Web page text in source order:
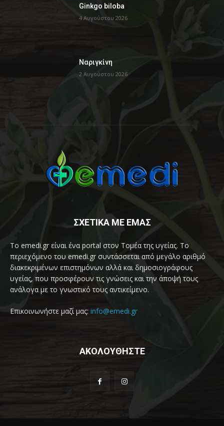
Ginkgo biloba
4 Αυγούστου 2026
Ναριγκίνη
2 Αυγούστου 2026
ΣΧΕΤΙΚΑ ΜΕ ΕΜΑΣ
Το emedi.gr είναι ένα portal στον Τομέα της υγείας. Το
περιεχόμενο του emedi.gr συντάσσεται από μεγάλο αριθμό
διακεκριμένων επιστημόνων αλλά και δημοσιογράφους
υγείας, που προσφέρουν τις γνώσεις και την άποψή τους
ανάλογα με το γνωστικό τους αντικείμενο.
Επικοινωνήστε μαζί μας: info@emedi.gr
ΑΚΟΛΟΥΘΗΣΤΕ